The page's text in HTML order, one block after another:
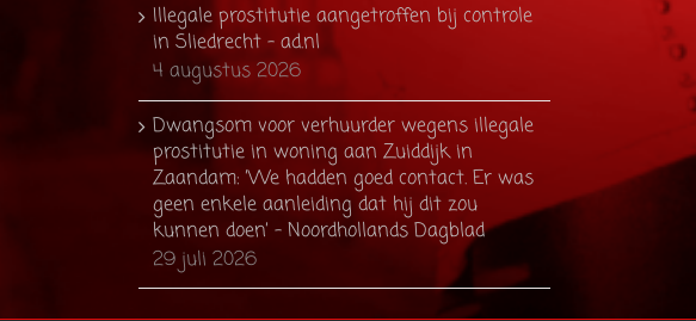
Illegale prostitutie aangetroffen bij controle
in Sliedrecht - ad.nl
4 augustus 2026
Dwangsom voor verhuurder wegens illegale
prostitutie in woning aan Zuiddijk in
Zaandam: ’We hadden goed contact. Er was
geen enkele aanleiding dat hij dit zou
kunnen doen’ - Noordhollands Dagblad
29 juli 2026